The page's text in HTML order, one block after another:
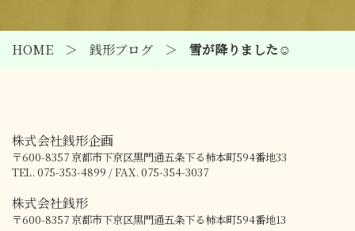
HOME 銭形ブログ 雪が降りました☺
株式会社銭形企画
〒600-8357京都市下京区黒門通五条下る柿本町594番地33
TEL. 075-353-4899 / FAX. 075-354-3037
株式会社銭形
〒600-8357京都市下京区黒門通五条下る柿本町594番地13